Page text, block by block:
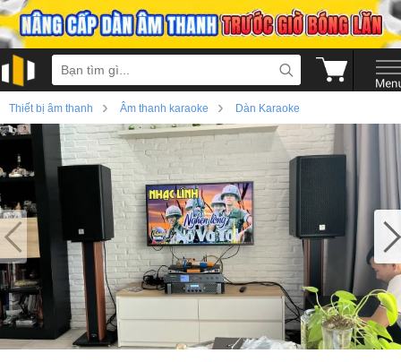
Thiết bị âm thanh › Âm thanh karaoke › Dàn Karaoke